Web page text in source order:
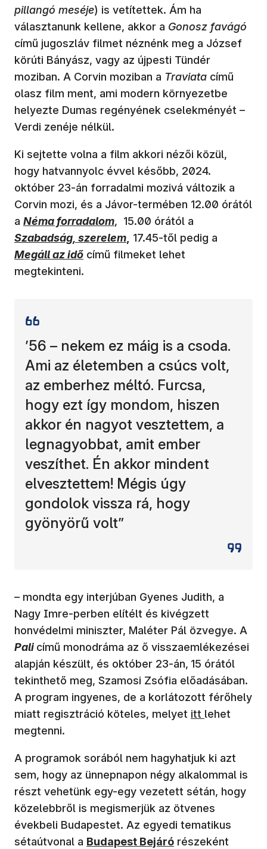
pillangó meséje) is vetítettek. Ám ha
választanunk kellene, akkor a Gonosz favágó
című jugoszláv filmet néznénk meg a József
körúti Bányász, vagy az újpesti Tündér
moziban. A Corvin moziban a Traviata című
olasz film ment, ami modern környezetbe
helyezte Dumas regényének cselekményét –
Verdi zenéje nélkül.
Ki sejtette volna a film akkori nézői közül,
hogy hatvannyolc évvel később, 2024.
október 23-án forradalmi mozivá változik a
Corvin mozi, és a Jávor-termében 12.00 órától
a (új ablakban nyílik meg)
Néma forradalom, 15.00 órától a
Szabadság, szerelem 17.45-től pedig a
Megáll az idő című filmeket lehet
megtekinteni.
’56 – nekem ez máig is a csoda.
Ami az életemben a csúcs volt,
az emberhez méltó. Furcsa,
hogy ezt így mondom, hiszen
akkor én nagyot vesztettem, a
legnagyobbat, amit ember
veszíthet. Én akkor mindent
elvesztettem! Mégis úgy
gondolok vissza rá, hogy
gyönyörű volt”
– mondta egy interjúban Gyenes Judith, a
Nagy Imre-perben elítélt és kivégzett
honvédelmi miniszter, Maléter Pál özvegye. A
Pali című monodráma az ő visszaemlékezései
alapján készült, és október 23-án, 15 órától
tekinthető meg, Szamosi Zsófia előadásában.
A program ingyenes, de a korlátozott férőhely
miatt regisztráció köteles, melyet (új ablakban
itt lehet
megtenni.
A programok sorából nem hagyhatjuk ki azt
sem, hogy az ünnepnapon négy alkalommal is
részt vehetünk egy-egy vezetett sétán, hogy
közelebbről is megismerjük az ötvenes
évekbeli Budapestet. Az egyedi tematikus
sétaútvonal a (új ablakban nyílik meg)
Budapest Bejáró részeként